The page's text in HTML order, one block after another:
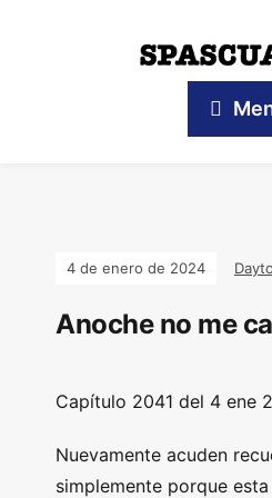
4 de enero de 2024
Anoche no me
Capítulo 2041 del 4 ene
Nuevamente acuden
simplemente porque